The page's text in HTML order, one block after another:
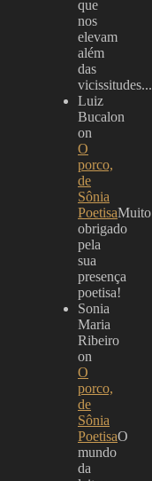
que
nos
elevam
além
das
vicissitudes...
Luiz
Bucalon
on
O
porco,
de
Sônia
PoetisaMuito
obrigado
pela
sua
presença
poetisa!
Sonia
Maria
Ribeiro
on
O
porco,
de
Sônia
PoetisaO
mundo
da